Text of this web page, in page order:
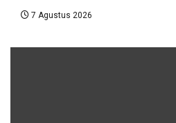
7 Agustus 2026